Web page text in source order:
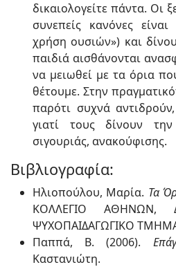
δικαιολογείτε πάντα. Οι
συνεπείς κανόνες
χρήση ουσιών») και
παιδιά αισθάνονται
να μειωθεί με τα όρια
θέτουμε. Στην
παρότι συχνά
γιατί τους δίνουν
σιγουριάς, ανακούφισης.
Βιβλιογραφία:
Ηλιοπούλου, Μαρία. Τα
ΚΟΛΛΕΓΙΟ ΑΘΗΝΩΝ,
ΨΥΧΟΠΑΙΔΑΓΩΓΙΚΟ
Παππά, Β. (2006).
Καστανιώτη.